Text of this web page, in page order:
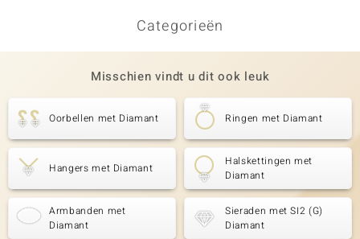
Categorieën
Misschien vindt u dit ook leuk
Oorbellen met Diamant Ringen met Diamant
Hangers met Diamant
Halskettingen met
Diamant
Armbanden met
Diamant
Sieraden met SI2 (G)
Diamant